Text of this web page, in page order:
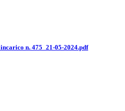
n. 475_21-05-2024.pdf